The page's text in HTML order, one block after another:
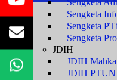
Sengketa
Sengketa
Sengketa
Sengketa
JDIH
JDIH
JDIH PTUN